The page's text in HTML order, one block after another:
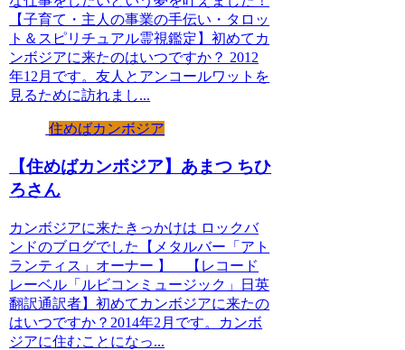
【子育て・主人の事業の手伝い・タロッ
ト＆スピリチュアル霊視鑑定】初めてカ
ンボジアに来たのはいつですか？ 2012
年12月です。友人とアンコールワットを
見るために訪れまし...
住めばカンボジア
【住めばカンボジア】あまつ ちひ
ろさん
カンボジアに来たきっかけは ロックバ
ンドのブログでした【メタルバー「アト
ランティス」オーナー 】 【レコード
レーベル「ルビコンミュージック」日英
翻訳通訳者】初めてカンボジアに来たの
はいつですか？2014年2月です。カンボ
ジアに住むことになっ...